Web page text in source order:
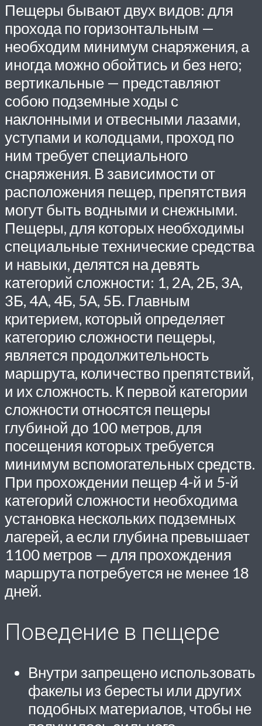
Пещеры бывают двух видов: для
прохода по горизонтальным —
необходим минимум снаряжения, а
иногда можно обойтись и без него;
вертикальные — представляют
собою подземные ходы с
наклонными и отвесными лазами,
уступами и колодцами, проход по
ним требует специального
снаряжения. В зависимости от
расположения пещер, препятствия
могут быть водными и снежными.
Пещеры, для которых необходимы
специальные технические средства
и навыки, делятся на девять
категорий сложности: 1, 2А, 2Б, 3А,
3Б, 4А, 4Б, 5А, 5Б. Главным
критерием, который определяет
категорию сложности пещеры,
является продолжительность
маршрута, количество препятствий,
и их сложность. К первой категории
сложности относятся пещеры
глубиной до 100 метров, для
посещения которых требуется
минимум вспомогательных средств.
При прохождении пещер 4-й и 5-й
категорий сложности необходима
установка нескольких подземных
лагерей, а если глубина превышает
1100 метров — для прохождения
маршрута потребуется не менее 18
дней.
Поведение в пещере
Внутри запрещено использовать
факелы из бересты или других
подобных материалов, чтобы не